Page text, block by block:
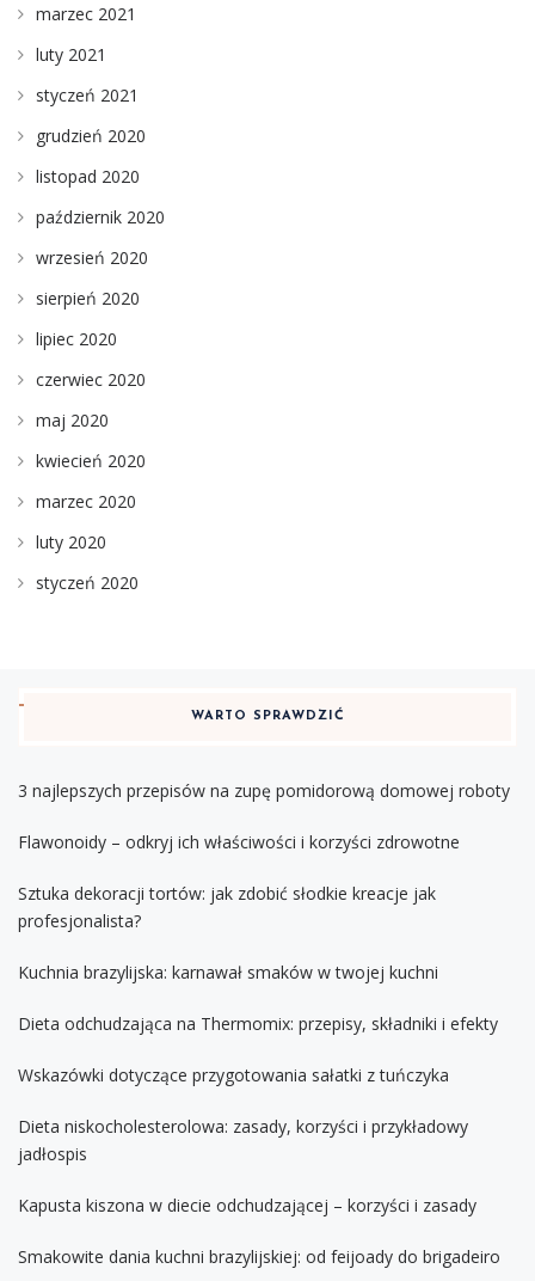
marzec 2021
luty 2021
styczeń 2021
grudzień 2020
listopad 2020
październik 2020
wrzesień 2020
sierpień 2020
lipiec 2020
czerwiec 2020
maj 2020
kwiecień 2020
marzec 2020
luty 2020
styczeń 2020
WARTO SPRAWDZIĆ
3 najlepszych przepisów na zupę pomidorową domowej roboty
Flawonoidy – odkryj ich właściwości i korzyści zdrowotne
Sztuka dekoracji tortów: jak zdobić słodkie kreacje jak
profesjonalista?
Kuchnia brazylijska: karnawał smaków w twojej kuchni
Dieta odchudzająca na Thermomix: przepisy, składniki i efekty
Wskazówki dotyczące przygotowania sałatki z tuńczyka
Dieta niskocholesterolowa: zasady, korzyści i przykładowy
jadłospis
Kapusta kiszona w diecie odchudzającej – korzyści i zasady
Smakowite dania kuchni brazylijskiej: od feijoady do brigadeiro